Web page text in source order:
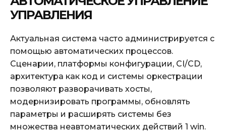
УПРАВЛЕНИЯ
Актуальная система часто администрируется с
помощью автоматических процессов.
Сценарии, платформы конфигурации, CI/CD,
архитектура как код и системы оркестрации
позволяют разворачивать хосты,
модернизировать программы, обновлять
параметры и расширять системы без
множества неавтоматических действий 1 win.